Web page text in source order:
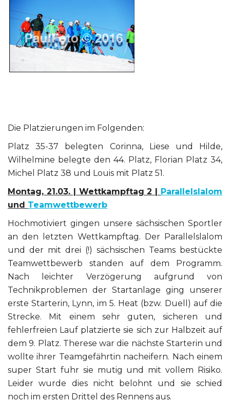
Die Platzierungen im Folgenden:
Platz 35-37 belegten Corinna, Liese und Hilde,
Wilhelmine belegte den 44. Platz, Florian Platz 34,
Michel Platz 38 und Louis mit Platz 51.
Montag, 21.03. | Wettkampftag 2 | Parallelslalom
und Teamwettbewerb
Hochmotiviert gingen unsere sächsischen Sportler
an den letzten Wettkampftag. Der Parallelslalom
und der mit drei (!) sächsischen Teams bestückte
Teamwettbewerb standen auf dem Programm.
Nach leichter Verzögerung aufgrund von
Technikproblemen der Startanlage ging unserer
erste Starterin, Lynn, im 5. Heat (bzw. Duell) auf die
Strecke. Mit einem sehr guten, sicheren und
fehlerfreien Lauf platzierte sie sich zur Halbzeit auf
dem 9. Platz. Therese war die nächste Starterin und
wollte ihrer Teamgefährtin nacheifern. Nach einem
super Start fuhr sie mutig und mit vollem Risiko.
Leider wurde dies nicht belohnt und sie schied
noch im ersten Drittel des Rennens aus.